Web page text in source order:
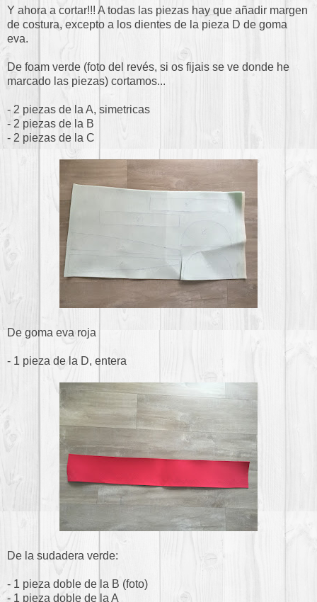
Y ahora a cortar!!! A todas las piezas hay que añadir margen
de costura, excepto a los dientes de la pieza D de goma
eva.
De foam verde (foto del revés, si os fijais se ve donde he
marcado las piezas) cortamos...
- 2 piezas de la A, simetricas
- 2 piezas de la B
- 2 piezas de la C
De goma eva roja
- 1 pieza de la D, entera
De la sudadera verde:
- 1 pieza doble de la B (foto)
- 1 pieza doble de la A